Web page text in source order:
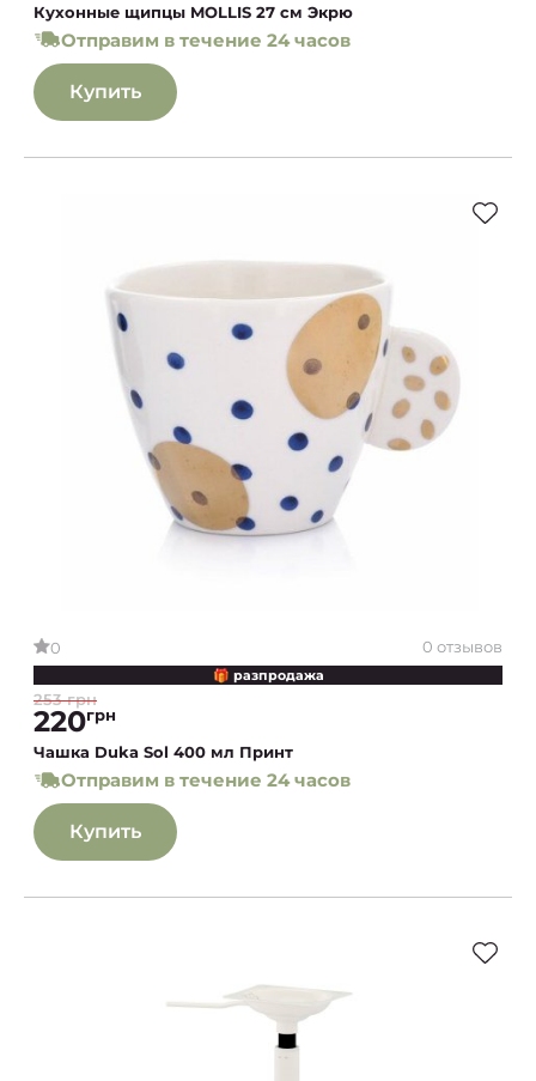
Кухонные щипцы MOLLIS 27 см Экрю
Отправим в течение 24 часов
Купить
0 0 отзывов
🎁 разпродажа
253 грн
220грн
Чашка Duka Sol 400 мл Принт
Отправим в течение 24 часов
Купить